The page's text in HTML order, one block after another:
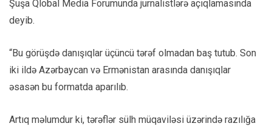
Şuşa Qlobal Media Forumunda jurnalistlərə açıqlamasında
deyib.
“Bu görüşdə danışıqlar üçüncü tərəf olmadan baş tutub. Son
iki ildə Azərbaycan və Ermənistan arasında danışıqlar
əsasən bu formatda aparılıb.
Artıq məlumdur ki, tərəflər sülh müqaviləsi üzərində razılığa